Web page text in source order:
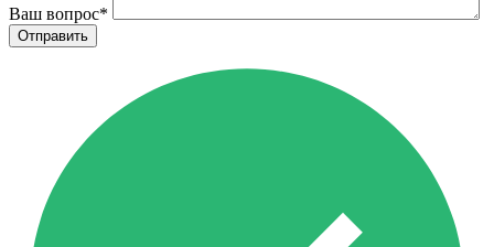
Ваш вопрос*